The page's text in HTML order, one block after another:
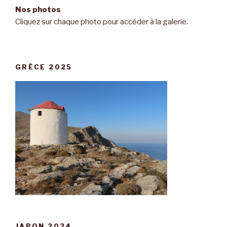
Nos photos
Cliquez sur chaque photo pour accéder à la galerie.
GRÈCE 2025